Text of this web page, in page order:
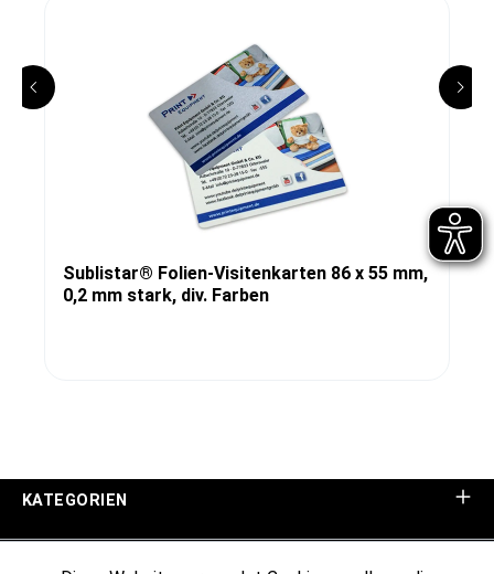
Sublistar® Folien-Visitenkarten 86 x 55 mm,
0,2 mm stark, div. Farben
KATEGORIEN